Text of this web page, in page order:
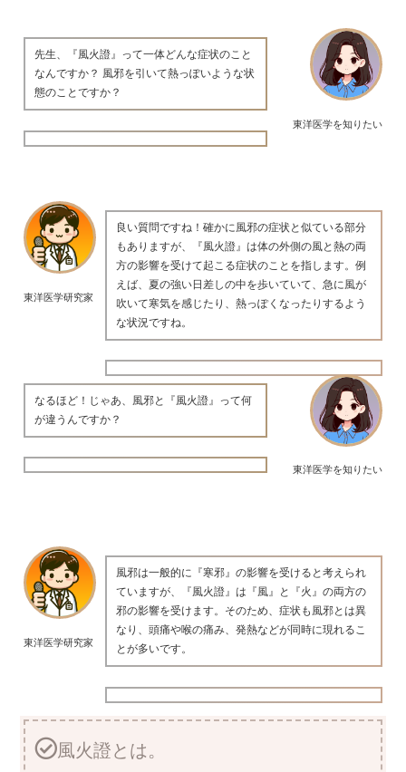
東洋医学を知りたい
先生、『風火證』って一体どんな症状のこと
なんですか？ 風邪を引いて熱っぽいような状
態のことですか？
東洋医学研究家
良い質問ですね！確かに風邪の症状と似ている部分
もありますが、『風火證』は体の外側の風と熱の両
方の影響を受けて起こる症状のことを指します。例
えば、夏の強い日差しの中を歩いていて、急に風が
吹いて寒気を感じたり、熱っぽくなったりするよう
な状況ですね。
東洋医学を知りたい
なるほど！じゃあ、風邪と『風火證』って何
が違うんですか？
東洋医学研究家
風邪は一般的に『寒邪』の影響を受けると考えられ
ていますが、『風火證』は『風』と『火』の両方の
邪の影響を受けます。そのため、症状も風邪とは異
なり、頭痛や喉の痛み、発熱などが同時に現れるこ
とが多いです。
風火證とは。